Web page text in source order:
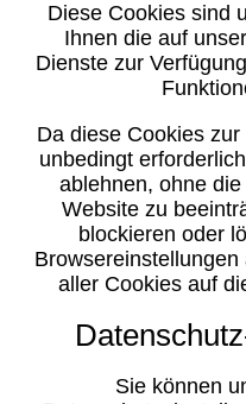
Diese Cookies sind
Ihnen die auf
Dienste zur
Da diese Cookies
unbedingt
ablehnen, ohne
Website zu
blockieren oder
aller Cookies auf
Sie können